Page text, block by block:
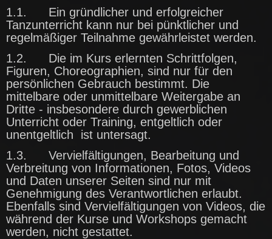
1.1. Ein gründlicher und erfolgreicher
Tanzunterricht kann nur bei pünktlicher und
regelmäßiger Teilnahme gewährleistet werden.
1.2. Die im Kurs erlernten Schrittfolgen,
Figuren, Choreographien, sind nur für den
persönlichen Gebrauch bestimmt. Die
mittelbare oder unmittelbare Weitergabe an
Dritte - insbesondere durch gewerblichen
Unterricht oder Training, entgeltlich oder
unentgeltlich ist untersagt.
1.3. Vervielfältigungen, Bearbeitung und
Verbreitung von Informationen, Fotos, Videos
und Daten unserer Seiten sind nur mit
Genehmigung des Verantwortlichen erlaubt.
Ebenfalls sind Vervielfältigungen von Videos, die
während der Kurse und Workshops gemacht
werden, nicht gestattet.